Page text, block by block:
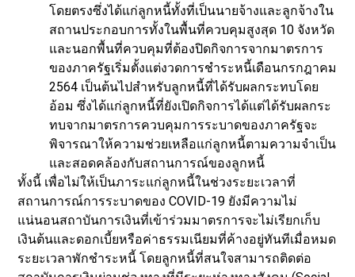
โดยตรงซึ่งได้แก่ลูกหนี้ทั้งที่เป็นนายจ้างและลูกจ้างใน
สถานประกอบการทั้งในพื้นที่ควบคุมสูงสุด 10 จังหวัด
และนอกพื้นที่ควบคุมที่ต้องปิดกิจการจากมาตรการ
ของภาครัฐเริ่มตั้งแต่งวดการชำระหนี้เดือนกรกฎาคม
2564 เป็นต้นไปสำหรับลูกหนี้ที่ได้รับผลกระทบโดย
อ้อม ซึ่งได้แก่ลูกหนี้ที่ยังเปิดกิจการได้แต่ได้รับผลกระ
ทบจากมาตรการควบคุมการระบาดของภาครัฐจะ
พิจารณาให้ความช่วยเหลือแก่ลูกหนี้ตามความจำเป็น
และสอดคล้องกับสถานการณ์ของลูกหนี้
ทั้งนี้ เพื่อไม่ให้เป็นภาระแก่ลูกหนี้ในช่วงระยะเวลาที่
สถานการณ์การระบาดของ COVID-19 ยังมีความไม่
แน่นอนสถาบันการเงินที่เข้าร่วมมาตรการจะไม่เรียกเก็บ
เงินต้นและดอกเบี้ยหรือค่าธรรมเนียมที่ค้างอยู่ทันทีเมื่อหมด
ระยะเวลาพักชำระหนี้ โดยลูกหนี้ที่สนใจสามารถติดต่อ